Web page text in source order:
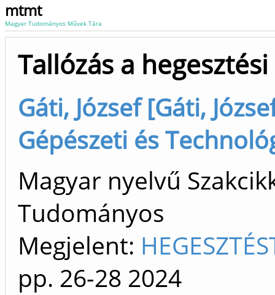
mtmt
Magyar Tudományos Művek Tára
Tallózás a
Gáti, József [Gáti,
Gépészeti és
Magyar nyelvű
Tudományos
Megjelent:
pp. 26-28 2024